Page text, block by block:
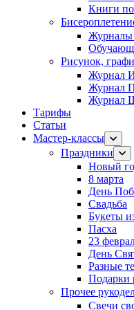
Книги по
Журналы
Рисунок,
Журнал
Журнал
Журнал
Тарифы
Статьи
Мастер-классы
Праздники
Новый
8 марта
День
Свадьба
Букеты
Пасха
23
День
Разные
Подарки
Прочее
Свечи